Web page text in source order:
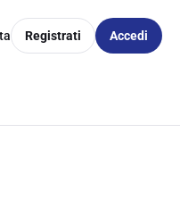
Registrati Accedi